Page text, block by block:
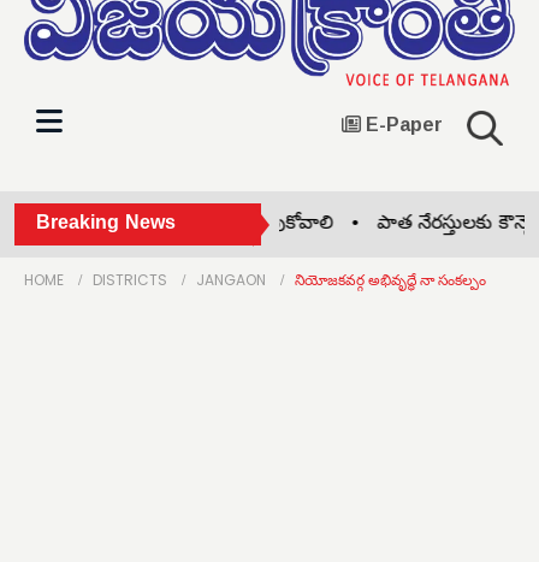
E-Paper
Breaking News
వాతావరణంలో బోనాలు జరుపుకోవాలి • పాత నేర‌స్తుల‌కు
HOME DISTRICTS JANGAON నియోజకవర్గ అభివృద్ధే నా సంకల్పం